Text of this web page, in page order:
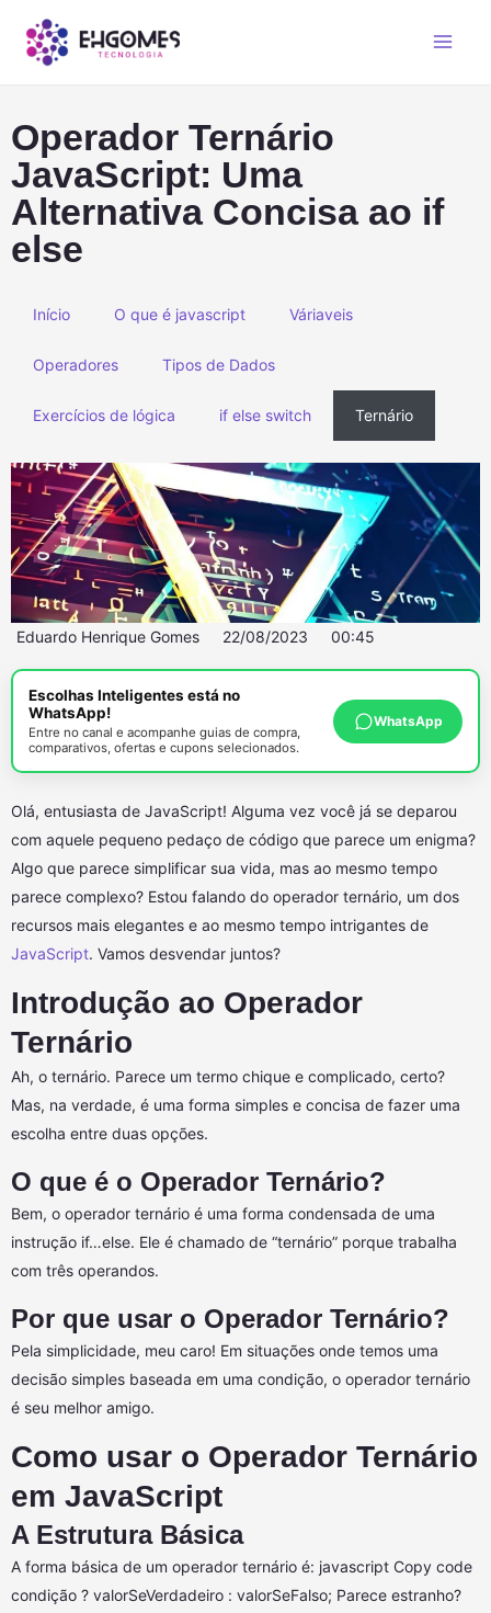
Operador Ternário
JavaScript: Uma
Alternativa Concisa ao if
else
Início O que é javascript Váriaveis
Operadores Tipos de Dados
Exercícios de lógica if else switch Ternário
Eduardo Henrique Gomes 22/08/2023 00:45
Escolhas Inteligentes está no
WhatsApp!
Entre no canal e acompanhe guias de compra,
comparativos, ofertas e cupons selecionados.
WhatsApp
Olá, entusiasta de JavaScript! Alguma vez você já se deparou
com aquele pequeno pedaço de código que parece um enigma?
Algo que parece simplificar sua vida, mas ao mesmo tempo
parece complexo? Estou falando do operador ternário, um dos
recursos mais elegantes e ao mesmo tempo intrigantes de
JavaScript. Vamos desvendar juntos?
Introdução ao Operador
Ternário
Ah, o ternário. Parece um termo chique e complicado, certo?
Mas, na verdade, é uma forma simples e concisa de fazer uma
escolha entre duas opções.
O que é o Operador Ternário?
Bem, o operador ternário é uma forma condensada de uma
instrução if…else. Ele é chamado de “ternário” porque trabalha
com três operandos.
Por que usar o Operador Ternário?
Pela simplicidade, meu caro! Em situações onde temos uma
decisão simples baseada em uma condição, o operador ternário
é seu melhor amigo.
Como usar o Operador Ternário
em JavaScript
A Estrutura Básica
A forma básica de um operador ternário é: javascript Copy code
condição ? valorSeVerdadeiro : valorSeFalso; Parece estranho?